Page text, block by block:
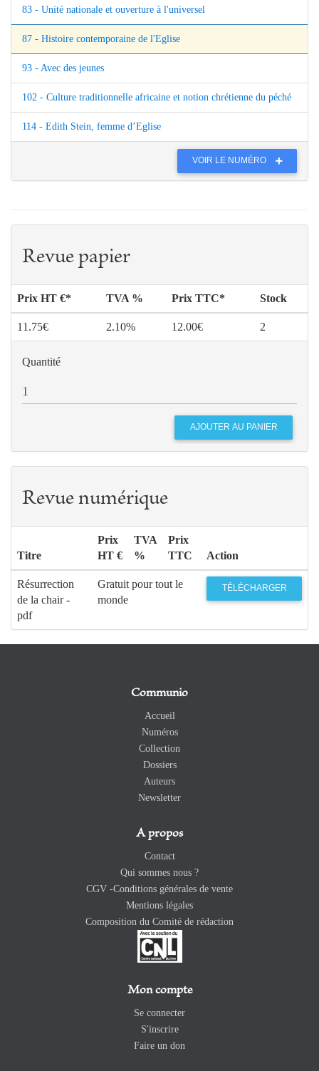
83 - Unité nationale et ouverture à l'universel
87 - Histoire contemporaine de l'Eglise
93 - Avec des jeunes
102 - Culture traditionnelle africaine et notion chrétienne du péché
114 - Edith Stein, femme d’Eglise
VOIR LE NUMÉRO
Revue papier
Prix HT €* TVA % Prix TTC* Stock
11.75€ 2.10% 12.00€ 2
Quantité
Revue numérique
Titre
Prix
HT €
TVA
%
Prix
TTC
Action
Résurrection
de la chair -
pdf
Gratuit pour tout le
monde
TÉLÉCHARGER
Communio
Accueil
Numéros
Collection
Dossiers
Auteurs
Newsletter
A propos
Contact
Qui sommes nous ?
CGV -Conditions générales de vente
Mentions légales
Composition du Comité de rédaction
Mon compte
Se connecter
S'inscrire
Faire un don